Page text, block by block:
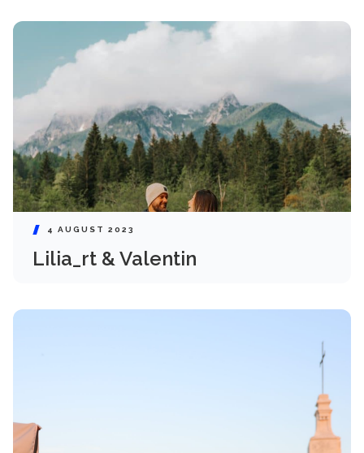
4 AUGUST 2023
Lilia_rt & Valentin